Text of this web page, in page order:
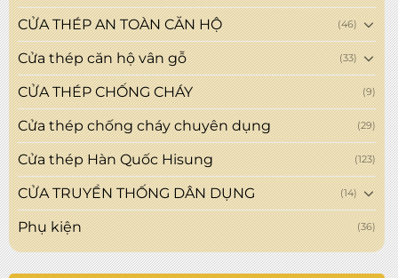
CỬA THÉP AN TOÀN CĂN HỘ (46)
Cửa thép căn hộ vân gỗ (33)
CỬA THÉP CHỐNG CHÁY (9)
Cửa thép chống cháy chuyên dụng (29)
Cửa thép Hàn Quốc Hisung (123)
CỬA TRUYỀN THỐNG DÂN DỤNG (14)
Phụ kiện (36)